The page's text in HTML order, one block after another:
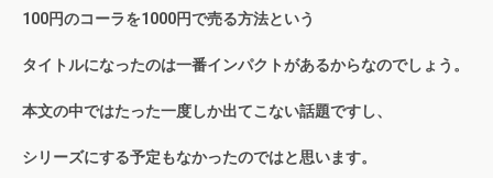
100円のコーラを1000円で売る方法という
タイトルになったのは一番インパクトがあるからなのでしょう。
本文の中ではたった一度しか出てこない話題ですし、
シリーズにする予定もなかったのではと思います。